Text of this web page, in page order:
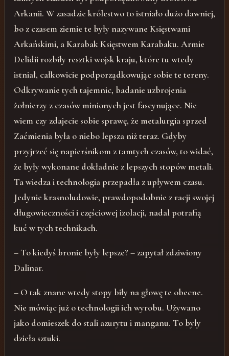
Arkanii. W zasadzie królestwo to istniało dużo dawniej,
bo z czasem ziemie te były nazywane Księstwami
Arkańskimi, a Karabak Księstwem Karabaku. Armie
Delidii rozbiły resztki wojsk kraju, które tu wtedy
istniał, całkowicie podporządkowując sobie te tereny.
Odkrywanie tych tajemnic, badanie uzbrojenia
żołnierzy z czasów minionych jest fascynujące. Nie
wiem czy zdajecie sobie sprawę, że metalurgia sprzed
Zaćmienia była o niebo lepsza niż teraz. Gdyby
przyjrzeć się napierśnikom z tamtych czasów, to widać,
że były wykonane dokładnie z lepszych stopów metali.
Ta wiedza i technologia przepadła z upływem czasu.
Jedynie krasnoludowie, prawdopodobnie z racji swojej
długowieczności i częściowej izolacji, nadal potrafią
kuć w tych technikach.
– To kiedyś bronie były lepsze? – zapytał zdziwiony
Dalinar.
– O tak znane wtedy stopy biły na głowę te obecne.
Nie mówiąc już o technologii ich wyrobu. Używano
jako domieszek do stali azurytu i manganu. To były
dzieła sztuki.